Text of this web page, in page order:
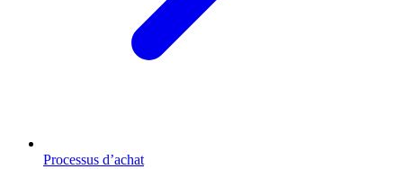
Processus d’achat